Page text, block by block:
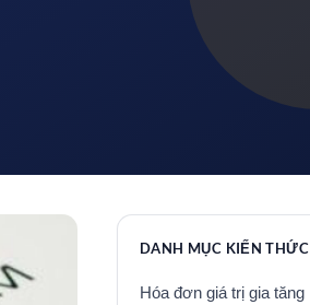
DANH MỤC KIẾN THỨC
Hóa đơn giá trị gia tăng